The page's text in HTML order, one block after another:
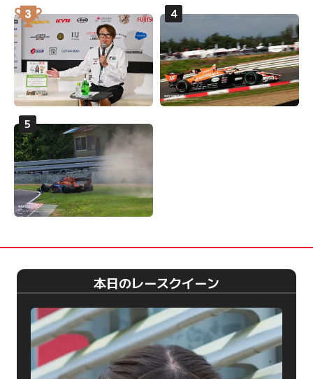
本日のレースクイーン